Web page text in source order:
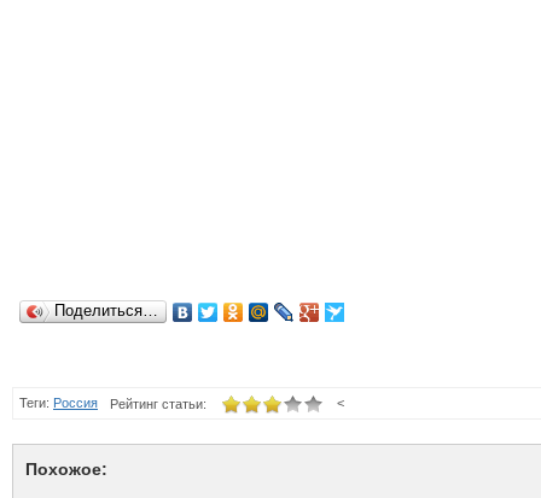
Поделиться…
Теги: Россия <
Рейтинг статьи:
Похожое: